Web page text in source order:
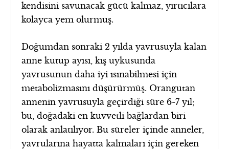
kendisini savunacak gücü kalmaz, yırtıcılara
kolayca yem olurmuş.
Doğumdan sonraki 2 yılda yavrusuyla kalan
anne kutup ayısı, kış uykusunda
yavrusunun daha iyi ısınabilmesi için
metabolizmasını düşürürmüş. Orangutan
annenin yavrusuyla geçirdiği süre 6-7 yıl;
bu, doğadaki en kuvvetli bağlardan biri
olarak anlatılıyor. Bu süreler içinde anneler,
yavrularına hayatta kalmaları için gereken